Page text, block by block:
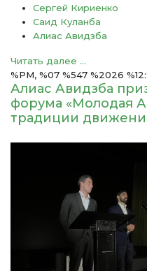
Сергей Кириенко
Саид Куланба
Алиас Авидзба
Читать далее ...
%PM, %07 %547 %2026
Алиас Авидзба
форума «Молодая
традиции